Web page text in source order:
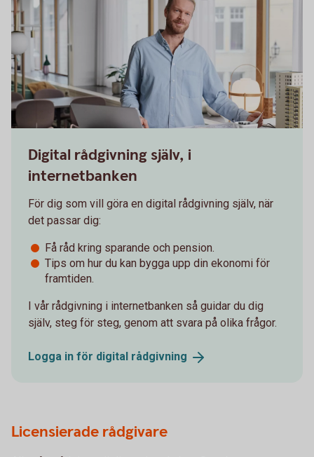
Digital rådgivning själv, i
internetbanken
För dig som vill göra en digital rådgivning själv, när
det passar dig:
Få råd kring sparande och pension.
Tips om hur du kan bygga upp din ekonomi för
framtiden.
I vår rådgivning i internetbanken så guidar du dig
själv, steg för steg, genom att svara på olika frågor.
Logga in för digital rådgivning
Licensierade rådgivare